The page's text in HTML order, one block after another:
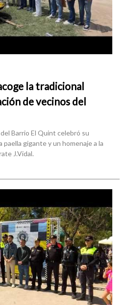
la tradicional
de vecinos del
Barrio El Quint celebró su
paella gigante y un homenaje a la
J.Vidal.